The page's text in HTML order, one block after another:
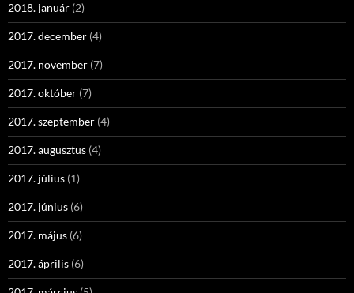
2018. január (2)
2017. december (4)
2017. november (7)
2017. október (7)
2017. szeptember (4)
2017. augusztus (4)
2017. július (1)
2017. június (6)
2017. május (6)
2017. április (6)